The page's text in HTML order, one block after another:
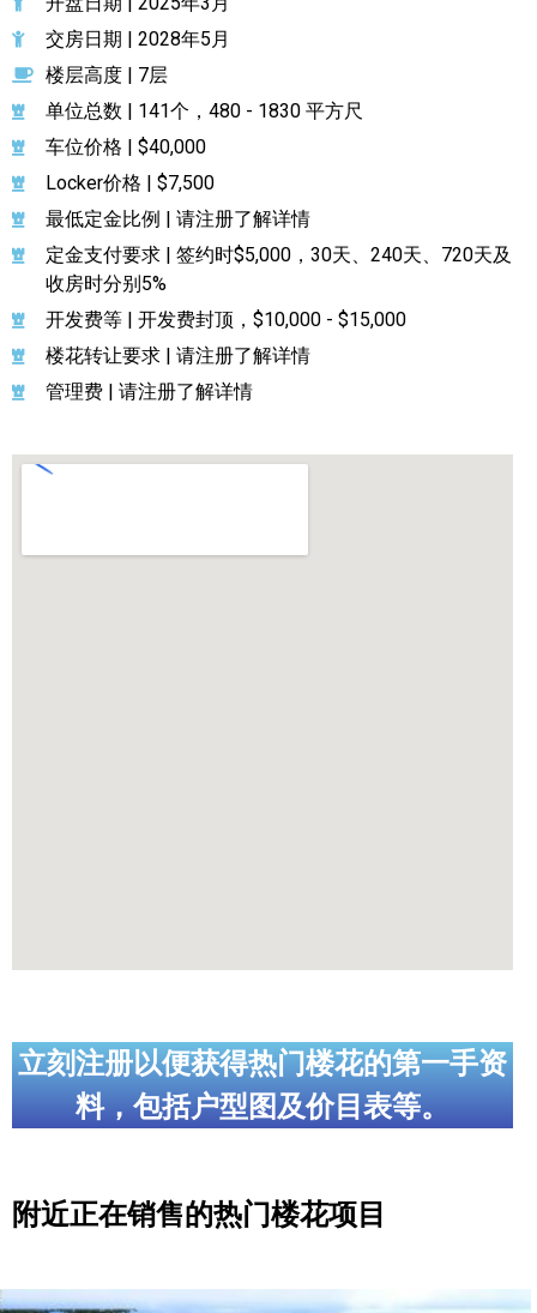
交房日期 | 2028年5月
楼层高度 | 7层
单位总数 | 141个，480 - 1830 平方尺
车位价格 | $40,000
Locker价格 | $7,500
最低定金比例 | 请注册了解详情
定金支付要求 | 签约时$5,000，30天、240天、720天及
收房时分别5%
开发费等 | 开发费封顶，$10,000 - $15,000
楼花转让要求 | 请注册了解详情
管理费 | 请注册了解详情
立刻注册以便获得热门楼花的第一手资
料，包括户型图及价目表等。
附近正在销售的热门楼花项目